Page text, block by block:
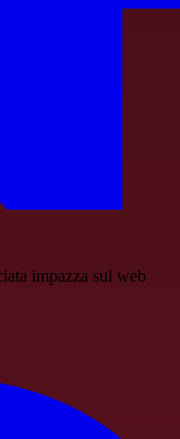
impazza sul web